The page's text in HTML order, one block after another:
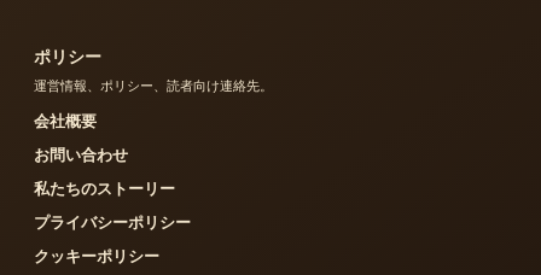
ポリシー
運営情報、ポリシー、読者向け連絡先。
会社概要
お問い合わせ
私たちのストーリー
プライバシーポリシー
クッキーポリシー